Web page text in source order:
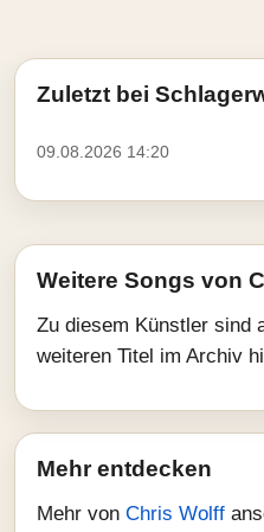
Zuletzt bei
09.08.2026 14:20
Weitere Songs von
Zu diesem Künstler sind
weiteren Titel im Archiv
Mehr entdecken
Mehr von Chris Wolff